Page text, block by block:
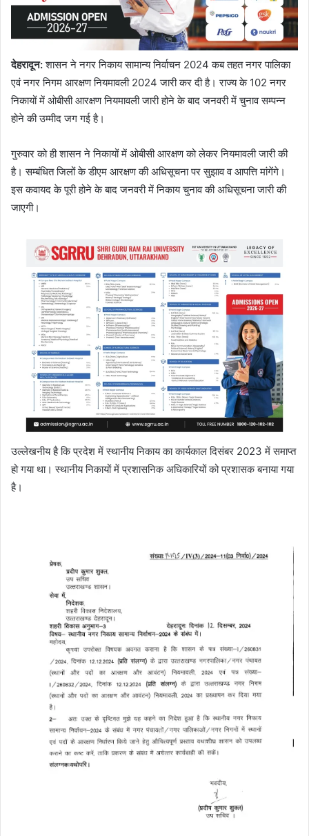
देहरादून:शासन ने नगर निकाय सामान्य निर्वाचन 2024 कब तहत नगर पालिका
एवं नगर निगम आरक्षण नियमावली 2024 जारी कर दी है। राज्य के 102 नगर
निकायों में ओबीसी आरक्षण नियमावली जारी होने के बाद जनवरी में चुनाव सम्पन्न
होने की उम्मीद जग गई है।
गुरुवार को ही शासन ने निकायों में ओबीसी आरक्षण को लेकर नियमावली जारी की
है। सम्बंधित जिलों के डीएम आरक्षण की अधिसूचना पर सुझाव व आपत्ति मांगेंगे।
इस कवायद के पूरी होने के बाद जनवरी में निकाय चुनाव की अधिसूचना जारी की
जाएगी।
उल्लेखनीय है कि प्रदेश में स्थानीय निकाय का कार्यकाल दिसंबर 2023 में समाप्त
हो गया था। स्थानीय निकायों में प्रशासनिक अधिकारियों को प्रशासक बनाया गया
है।